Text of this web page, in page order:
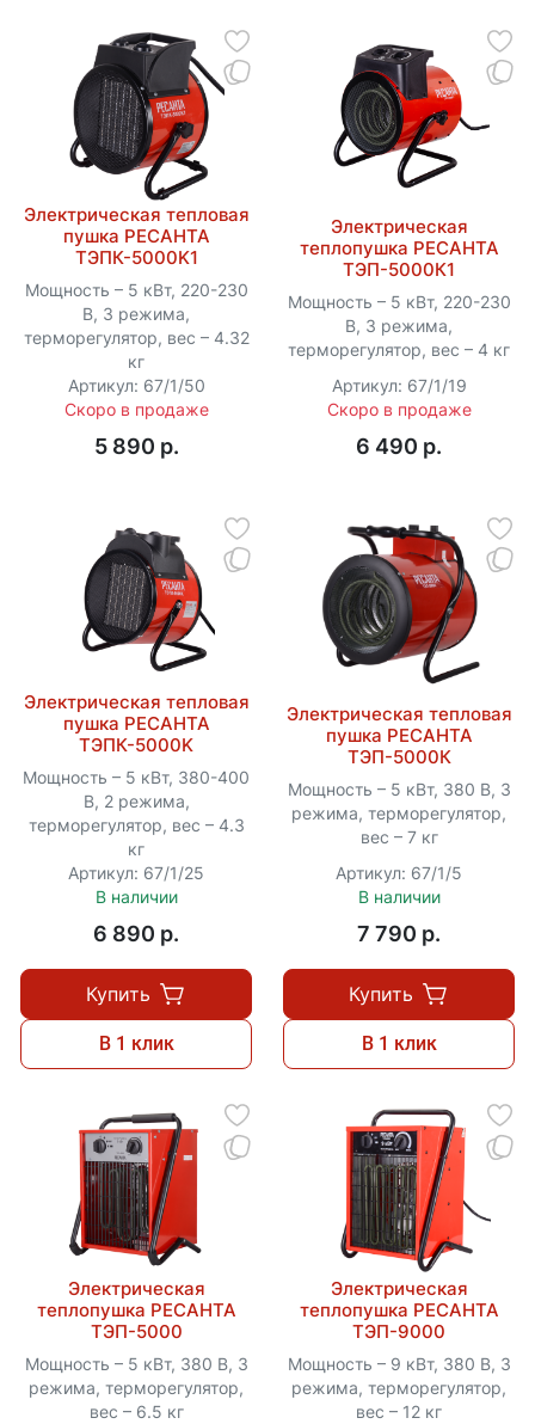
Электрическая тепловая
пушка РЕСАНТА
ТЭПК-5000K1
Мощность – 5 кВт, 220-230
В, 3 режима,
терморегулятор, вес – 4.32
кг
Артикул: 67/1/50
Скоро в продаже
5 890 p.
Электрическая
теплопушка РЕСАНТА
ТЭП-5000К1
Мощность – 5 кВт, 220-230
В, 3 режима,
терморегулятор, вес – 4 кг
Артикул: 67/1/19
Скоро в продаже
6 490 p.
Электрическая тепловая
пушка РЕСАНТА
ТЭПК-5000K
Мощность – 5 кВт, 380-400
В, 2 режима,
терморегулятор, вес – 4.3
кг
Артикул: 67/1/25
В наличии
6 890 p.
Купить
В 1 клик
Электрическая тепловая
пушка РЕСАНТА
ТЭП-5000К
Мощность – 5 кВт, 380 В, 3
режима, терморегулятор,
вес – 7 кг
Артикул: 67/1/5
В наличии
7 790 p.
Купить
В 1 клик
Электрическая
теплопушка РЕСАНТА
ТЭП-5000
Мощность – 5 кВт, 380 В, 3
режима, терморегулятор,
вес – 6.5 кг
Электрическая
теплопушка РЕСАНТА
ТЭП-9000
Мощность – 9 кВт, 380 В, 3
режима, терморегулятор,
вес – 12 кг